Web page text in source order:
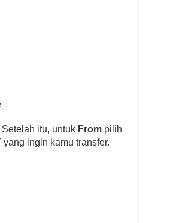
Setelah itu, untuk From pilih
ingin kamu transfer.